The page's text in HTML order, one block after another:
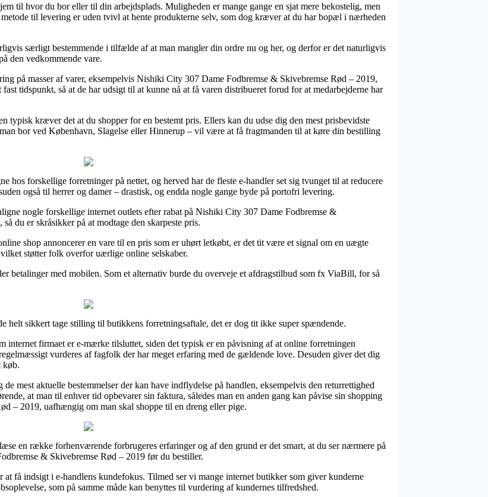
til hvor du bor eller til din arbejdsplads. Muligheden er mange gange en sjat mere bekostelig, men
til levering er uden tvivl at hente produkterne selv, som dog kræver at du har bopæl i nærheden
særligt bestemmende i tilfælde af at man mangler din ordre nu og her, og derfor er det naturligvis
den vedkommende vare.
på masser af varer, eksempelvis Nishiki City 307 Dame Fodbremse & Skivebremse Rød – 2019,
tidspunkt, så at de har udsigt til at kunne nå at få varen distribueret forud for at medarbejderne har
typisk kræver det at du shopper for en bestemt pris. Ellers kan du udse dig den mest prisbevidste
bor ved København, Slagelse eller Hinnerup – vil være at få fragtmanden til at køre din bestilling
hos forskellige forretninger på nettet, og herved har de fleste e-handler set sig tvunget til at reducere
også til herrer og damer – drastisk, og endda nogle gange byde på portofri levering.
nogle forskellige internet outlets efter rabat på Nishiki City 307 Dame Fodbremse &
du er skråsikker på at modtage den skarpeste pris.
shop annoncerer en vare til en pris som er uhørt letkøbt, er det tit være et signal om en uægte
støtter folk overfor uærlige online selskaber.
betalinger med mobilen. Som et alternativ burde du overveje et afdragstilbud som fx ViaBill, for så
helt sikkert tage stilling til butikkens forretningsaftale, det er dog tit ikke super spændende.
internet firmaet er e-mærke tilsluttet, siden det typisk er en påvisning af at online forretningen
vurderes af fagfolk der har meget erfaring med de gældende love. Desuden giver det dig
køb.
mest aktuelle bestemmelser der kan have indflydelse på handlen, eksempelvis den returrettighed
at man til enhver tid opbevarer sin faktura, således man en anden gang kan påvise sin shopping
– 2019, uafhængig om man skal shoppe til en dreng eller pige.
en række forhenværende forbrugeres erfaringer og af den grund er det smart, at du ser nærmere på
& Skivebremse Rød – 2019 før du bestiller.
få indsigt i e-handlens kundefokus. Tilmed ser vi mange internet butikker som giver kunderne
som på samme måde kan benyttes til vurdering af kundernes tilfredshed.